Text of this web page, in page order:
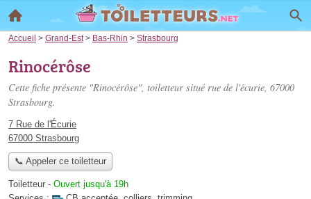
Accueil > Grand-Est > Bas-Rhin > Strasbourg
Rinocérôse
Cette fiche présente "Rinocérôse", toiletteur situé rue de l'écurie, 67000
Strasbourg.
7 Rue de l'Écurie
67000 Strasbourg
📞 Appeler ce toiletteur
Toiletteur - Ouvert jusqu'à 19h